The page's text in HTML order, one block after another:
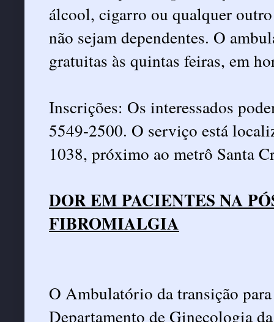
álcool, cigarro ou qualquer
não sejam dependentes. O
gratuitas às quintas feiras, em
Inscrições: Os interessados
5549-2500. O serviço está
1038, próximo ao metrô Santa
DOR EM PACIENTES NA
FIBROMIALGIA
O Ambulatório da transição
Departamento de Ginecologia